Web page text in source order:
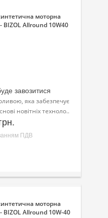
моторна
BIZOL Allround 10W40
завозитися
яка забезпечує
новітніх техноло..
ПДВ
моторна
BIZOL Allround 10W-40